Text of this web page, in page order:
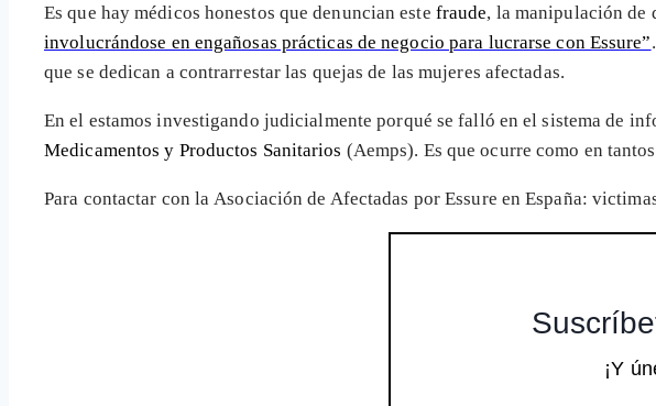
Es que hay médicos honestos que denuncian este fraude, la manipulación de
involucrándose en engañosas prácticas de negocio para lucrarse con Essure”
que se dedican a contrarrestar las quejas de las mujeres afectadas.
En el estamos investigando judicialmente porqué se falló en el sistema de
Medicamentos y Productos Sanitarios (Aemps). Es que ocurre como en
Para contactar con la Asociación de Afectadas por Essure en España:
¡Y